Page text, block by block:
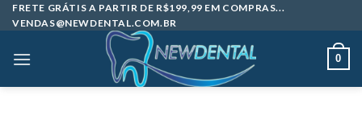
Skip
to
FRETE GRÁTIS A PARTIR DE R$199,99 EM COMPRAS...
VENDAS@NEWDENTAL.COM.BR
0